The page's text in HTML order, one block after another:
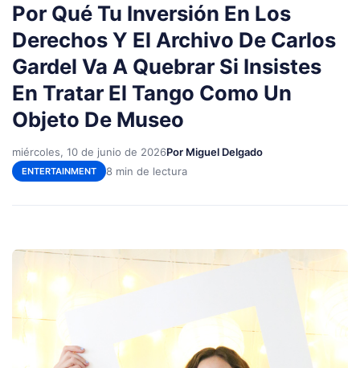
Por Qué Tu Inversión En Los
Derechos Y El Archivo De Carlos
Gardel Va A Quebrar Si Insistes
En Tratar El Tango Como Un
Objeto De Museo
miércoles, 10 de junio de 2026Por Miguel Delgado
ENTERTAINMENT 8 min de lectura